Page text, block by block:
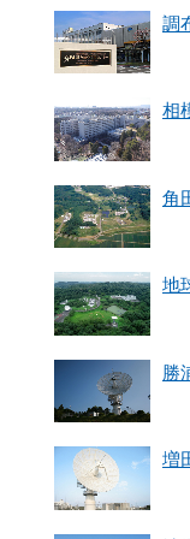
調
相
角
地
勝
増